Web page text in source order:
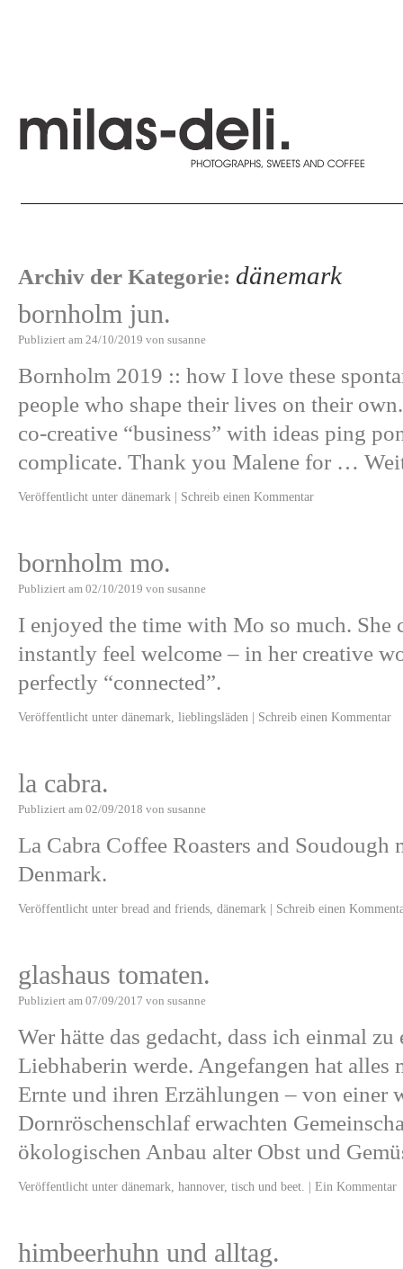
Archiv der Kategorie: dänemark
bornholm jun.
Publiziert am 24/10/2019 von susanne
Bornholm 2019 :: how I love these
people who shape their lives on their
co-creative “business” with ideas ping
complicate. Thank you Malene for …
Veröffentlicht unter dänemark | Schreib einen Kommentar
bornholm mo.
Publiziert am 02/10/2019 von susanne
I enjoyed the time with Mo so much. She
instantly feel welcome – in her creative
perfectly “connected”.
Veröffentlicht unter dänemark lieblingsläden | Schreib einen Kommentar
la cabra.
Publiziert am 02/09/2018 von susanne
La Cabra Coffee Roasters and Soudough
Denmark.
Veröffentlicht unter bread and friends dänemark | Schreib einen
glashaus tomaten.
Publiziert am 07/09/2017 von susanne
Wer hätte das gedacht, dass ich einmal
Liebhaberin werde. Angefangen hat alles
Ernte und ihren Erzählungen – von einer
Dornröschenschlaf erwachten
ökologischen Anbau alter Obst und
Veröffentlicht unter dänemark hannover, tisch und beet. | Ein Kommentar
himbeerhuhn und alltag.